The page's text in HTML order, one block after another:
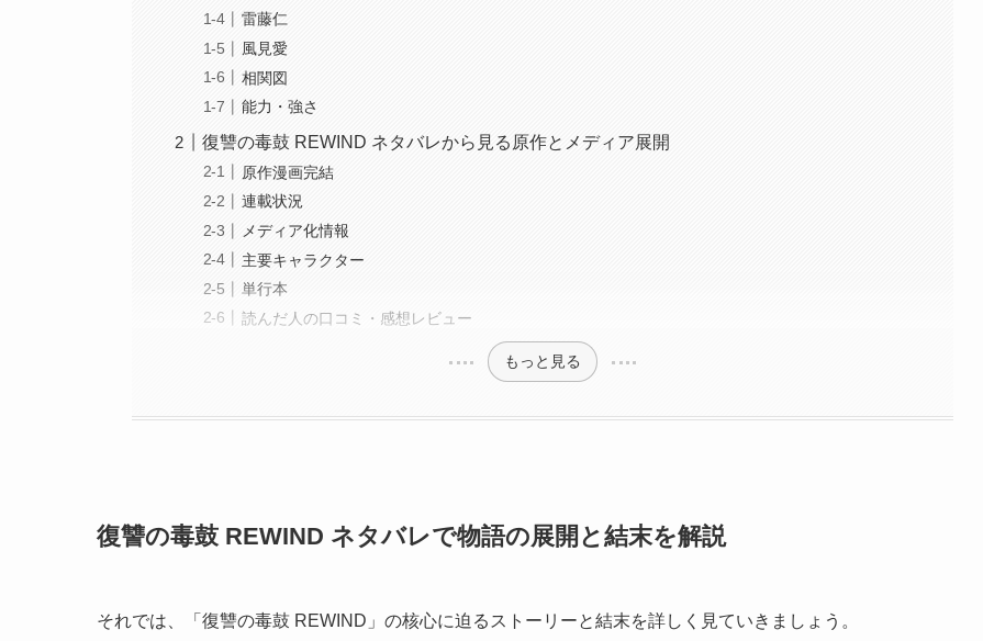
雷藤仁
風見愛
相関図
能力・強さ
復讐の毒鼓 REWIND ネタバレから見る原作とメディア展開
原作漫画完結
連載状況
メディア化情報
主要キャラクター
単行本
読んだ人の口コミ・感想レビュー
もっと見る
復讐の毒鼓 REWIND ネタバレで物語の展開と結末を解説
それでは、「復讐の毒鼓 REWIND」の核心に迫るストーリーと結末を詳しく見ていきましょう。